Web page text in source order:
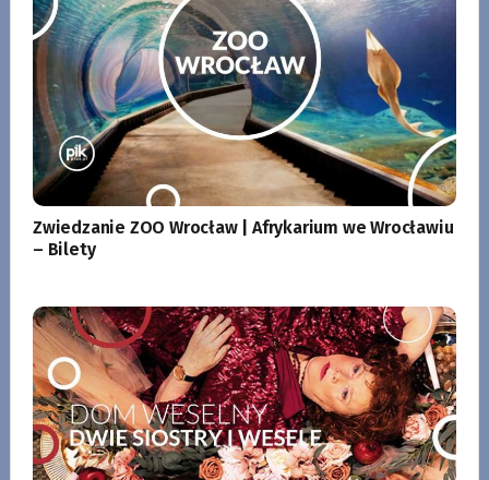
Zwiedzanie ZOO Wrocław | Afrykarium we Wrocławiu
– Bilety